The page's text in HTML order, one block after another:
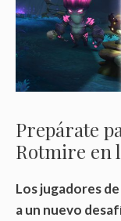
Prepárate
Rotmire en
Los jugadores
a un nuevo